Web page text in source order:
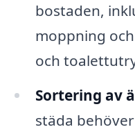
bostaden,
moppning
och
Sortering av
städa